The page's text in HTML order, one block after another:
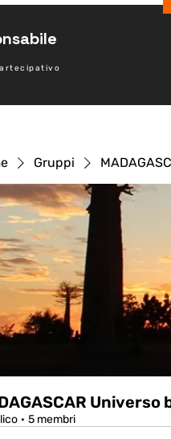
Gruppi
· 5 membri